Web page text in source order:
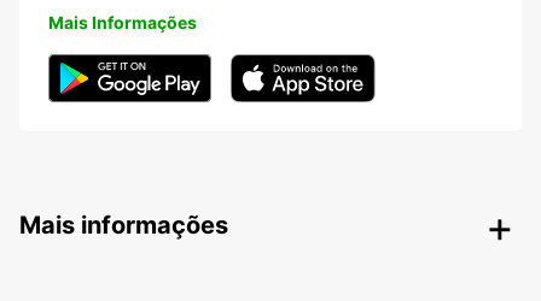
Mais Informações
Mais informações